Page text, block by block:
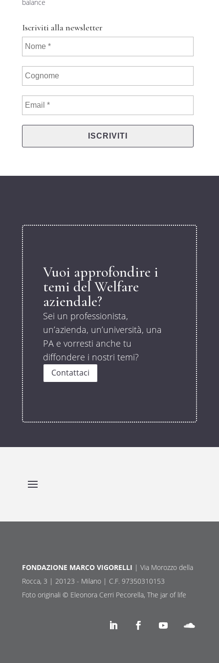
balance
Iscriviti alla newsletter
Vuoi approfondire i
temi del Welfare
aziendale?
Sei un professionista,
un’azienda, un’università, una
PA e vorresti anche tu
diffondere i nostri temi?
Contattaci
FONDAZIONE MARCO VIGORELLI | Via Morozzo della
Rocca, 3 | 20123 - Milano | C.F. 97350310153
Foto originali © Eleonora Cerri Pecorella, The jar of life